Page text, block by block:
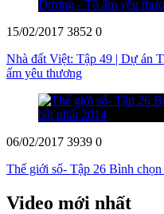
15/02/2017 3852 0
Nhà đất Việt: Tập 49 | Dự án
ấm yêu thương
06/02/2017 3939 0
Thế giới số- Tập 26 Bình
Video mới nhất